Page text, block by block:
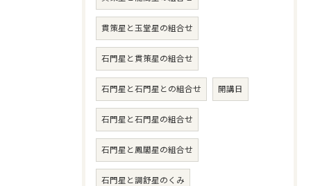
貫策星と玉堂星の組合せ
石門星と貫策星の組合せ
石門星と石門星との組合せ 開講日
石門星と石門星の組合せ
石門星と鳳閣星の組合せ
石門星と調舒星のくみ